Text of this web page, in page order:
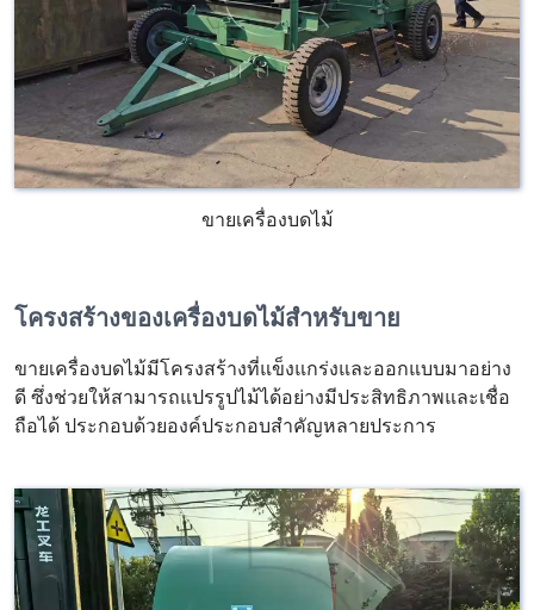
ขายเครื่องบดไม้
โครงสร้างของเครื่องบดไม้สำหรับขาย
ขายเครื่องบดไม้มีโครงสร้างที่แข็งแกร่งและออกแบบมาอย่าง
ดี ซึ่งช่วยให้สามารถแปรรูปไม้ได้อย่างมีประสิทธิภาพและเชื่อ
ถือได้ ประกอบด้วยองค์ประกอบสำคัญหลายประการ